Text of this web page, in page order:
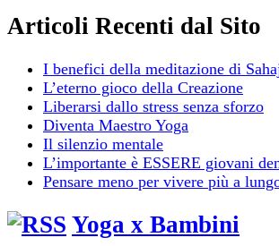
Articoli Recenti dal Sito
I benefici della meditazione di
L’eterno gioco della Creazione
Liberarsi dallo stress senza sforzo
Diventa Maestro Yoga
Il silenzio mentale
L’importante è ESSERE giovani
Pensare meno per vivere più a
Yoga x Bambini